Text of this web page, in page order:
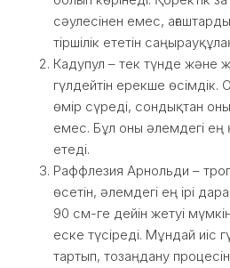
сәулесінен емес,
тіршілік ететін
Кадупул – тек түнде және
гүлдейтін ерекше өсімдік.
өмір сүреді, сондықтан
емес. Бұл оны әлемдегі ең
етеді.
Раффлезия Арнольди –
өсетін, әлемдегі ең ірі
90 см-ге дейін жетуі мүмкін,
еске түсіреді. Мұндай иіс
тартып, тозаңдану